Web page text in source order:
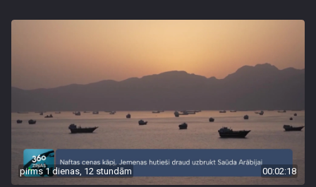
pirms 1 dienas, 12 stundām 00:02:18